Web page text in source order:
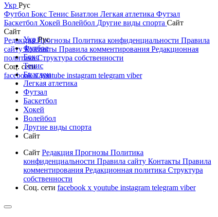
Укр Рус
Футбол Бокс Тенис Биатлон Легкая атлетика Футзал
Баскетбол Хокей Волейбол Другие виды спорта Сайт
Сайт
РедакцияПрогнозы Политика конфиденциальности Правила
сайтуКонтакты Правила комментирования Редакционная
политикаСтруктура собственности
Соц. сети
facebookxyoutube instagram telegram viber
УкрРус
Футбол
Бокс
Тенис
Биатлон
Легкая атлетика
Футзал
Баскетбол
Хокей
Волейбол
Другие виды спорта
Сайт
Сайт Редакция Прогнозы Политика
конфиденциальности Правила сайту Контакты Правила
комментирования Редакционная политика Структура
собственности
Соц. сети facebook x youtube instagram telegram viber